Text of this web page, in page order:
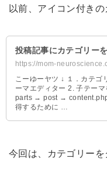
以前、アイコン付き
投稿記事にカテゴリー
https://mom-
こーゆーヤツ ↓ １．カテ
ーマエディター 2. 子テー
parts → post →
得するために …
今回は、カテゴリーを